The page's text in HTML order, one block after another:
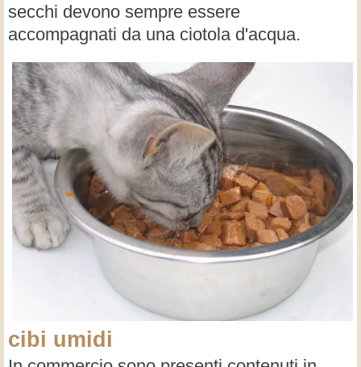
secchi devono sempre essere
accompagnati da una ciotola d'acqua.
cibi umidi